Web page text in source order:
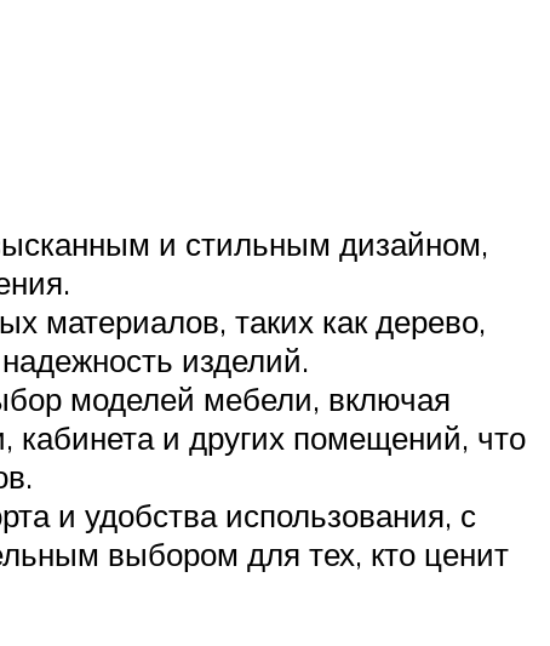
и стильным дизайном,
материалов, таких как дерево,
изделий.
моделей мебели, включая
кабинета и других помещений, что
и удобства использования, с
выбором для тех, кто ценит